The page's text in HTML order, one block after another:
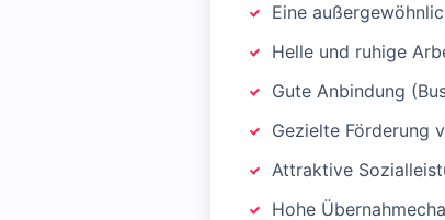
Eine
Helle und ruhige
Gute Anbindung
Gezielte Förderung
Attraktive
Hohe